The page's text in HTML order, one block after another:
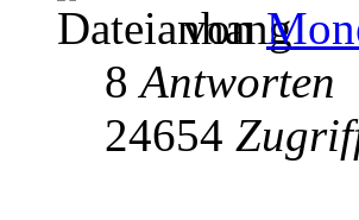
von
8Antworten
24654